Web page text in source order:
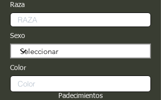
Raza
Sexo
Color
Padecimientos